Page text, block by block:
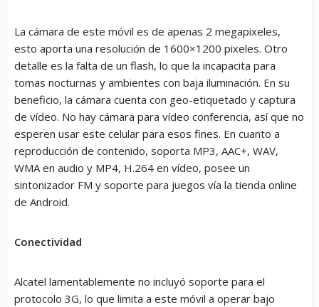
La cámara de este móvil es de apenas 2 megapixeles,
esto aporta una resolución de 1600×1200 pixeles. Otro
detalle es la falta de un flash, lo que la incapacita para
tomas nocturnas y ambientes con baja iluminación. En su
beneficio, la cámara cuenta con geo-etiquetado y captura
de vídeo. No hay cámara para vídeo conferencia, así que no
esperen usar este celular para esos fines. En cuanto a
reproducción de contenido, soporta MP3, AAC+, WAV,
WMA en audio y MP4, H.264 en vídeo, posee un
sintonizador FM y soporte para juegos vía la tienda online
de Android.
Conectividad
Alcatel lamentablemente no incluyó soporte para el
protocolo 3G, lo que limita a este móvil a operar bajo